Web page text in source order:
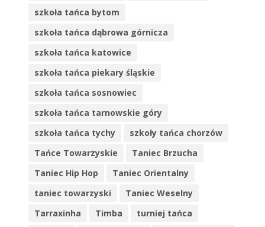
szkoła tańca bytom
szkoła tańca dąbrowa górnicza
szkoła tańca katowice
szkoła tańca piekary śląskie
szkoła tańca sosnowiec
szkoła tańca tarnowskie góry
szkoła tańca tychy
szkoły tańca chorzów
Tańce Towarzyskie
Taniec Brzucha
Taniec Hip Hop
Taniec Orientalny
taniec towarzyski
Taniec Weselny
Tarraxinha
Timba
turniej tańca